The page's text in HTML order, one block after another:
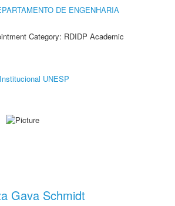
DE ENGENHARIA
Category: RDIDP Academic
UNESP
Gava Schmidt